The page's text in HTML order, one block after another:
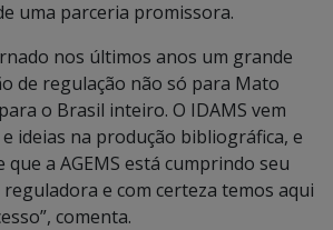
uma parceria promissora.
nos últimos anos um grande
de regulação não só para Mato
o Brasil inteiro. O IDAMS vem
ideias na produção bibliográfica, e
que a AGEMS está cumprindo seu
e com certeza temos aqui
comenta.